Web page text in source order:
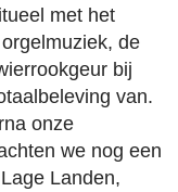
met het
de
bij
van.
onze
we nog een
Landen,